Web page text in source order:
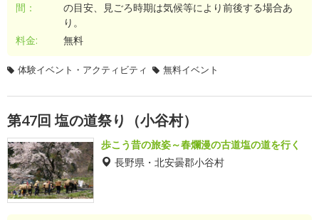
間：
の目安、見ごろ時期は気候等により前後する場合あ
り。
料金:
無料
体験イベント・アクティビティ 無料イベント
第47回 塩の道祭り（小谷村）
歩こう昔の旅姿～春爛漫の古道塩の道を行く
長野県・北安曇郡小谷村